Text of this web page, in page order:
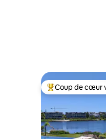
Coups de cœur
Coup de cœur